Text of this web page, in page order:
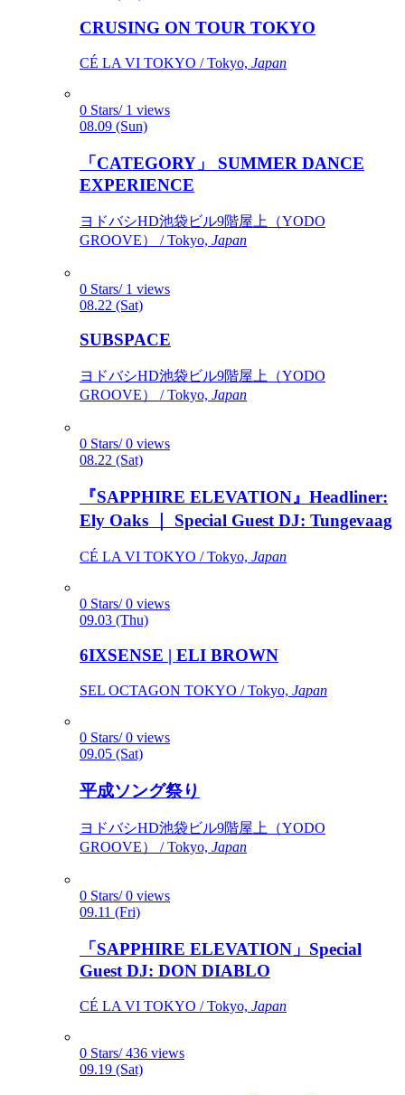
CRUSING ON TOUR TOKYO
CÉ LA VI TOKYO / Tokyo, Japan
0 Stars/ 1 views
08.09 (Sun)
「CATEGORY」 SUMMER DANCE
EXPERIENCE
ヨドバシHD池袋ビル9階屋上（YODO
GROOVE） / Tokyo, Japan
0 Stars/ 1 views
08.22 (Sat)
SUBSPACE
ヨドバシHD池袋ビル9階屋上（YODO
GROOVE） / Tokyo, Japan
0 Stars/ 0 views
08.22 (Sat)
『SAPPHIRE ELEVATION』Headliner:
Ely Oaks ｜ Special Guest DJ: Tungevaag
CÉ LA VI TOKYO / Tokyo, Japan
0 Stars/ 0 views
09.03 (Thu)
6IXSENSE | ELI BROWN
SEL OCTAGON TOKYO / Tokyo, Japan
0 Stars/ 0 views
09.05 (Sat)
平成ソング祭り
ヨドバシHD池袋ビル9階屋上（YODO
GROOVE） / Tokyo, Japan
0 Stars/ 0 views
09.11 (Fri)
「SAPPHIRE ELEVATION」Special
Guest DJ: DON DIABLO
CÉ LA VI TOKYO / Tokyo, Japan
0 Stars/ 436 views
09.19 (Sat)